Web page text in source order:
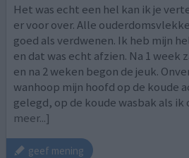
Het was echt een hel kan ik je
er voor over. Alle
goed als verdwenen. Ik heb mijn
en dat was echt afzien. Na 1 week
en na 2 weken begon de jeuk.
wanhoop mijn hoofd op de koude
gelegd, op de koude wasbak als ik
meer...]
geef mening